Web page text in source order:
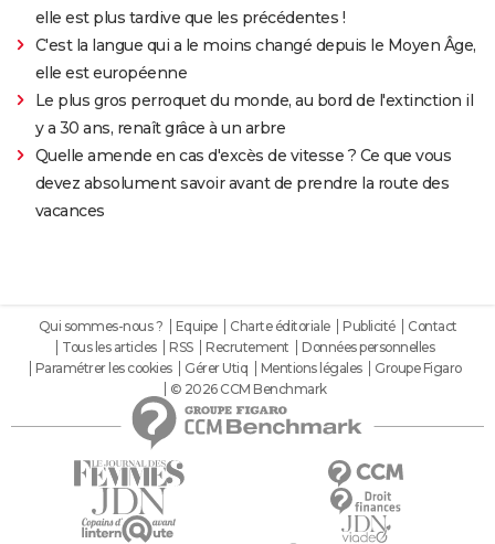
elle est plus tardive que les précédentes !
C'est la langue qui a le moins changé depuis le Moyen Âge,
elle est européenne
Le plus gros perroquet du monde, au bord de l'extinction il
y a 30 ans, renaît grâce à un arbre
Quelle amende en cas d'excès de vitesse ? Ce que vous
devez absolument savoir avant de prendre la route des
vacances
Qui sommes-nous ? Equipe Charte éditoriale Publicité
Contact
Tous les articles
RSS Recrutement
Données personnelles
Paramétrer les cookies
Gérer Utiq Mentions légales
Groupe Figaro
© 2026 CCM Benchmark